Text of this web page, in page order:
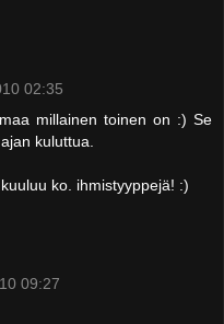
02:35
millainen toinen on :) Se
kuluttua.
ko. ihmistyyppejä! :)
09:27